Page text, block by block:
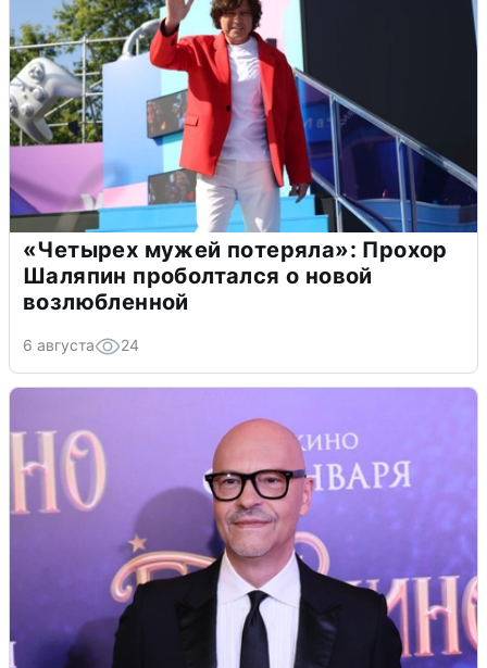
«Четырех мужей потеряла»: Прохор
Шаляпин проболтался о новой
возлюбленной
6 августа 24